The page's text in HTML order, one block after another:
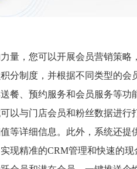
量，您可以开展会员营销策
分制度，并根据不同类型的
餐、预约服务和会员服务等
以与门店会员和粉丝数据进
等详细信息。此外，系统还
现精准的CRM管理和快速的